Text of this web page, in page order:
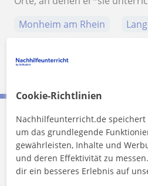
Monheim am Rhein
Kaarst
Marcel kontaktieren
Preis pro Stunde
Cookie-Richtlinien
Nachhilfeunterricht.de speichert
um das grundlegende
gewährleisten, Inhalte und
und deren Effektivität zu
dir ein besseres Erlebnis auf